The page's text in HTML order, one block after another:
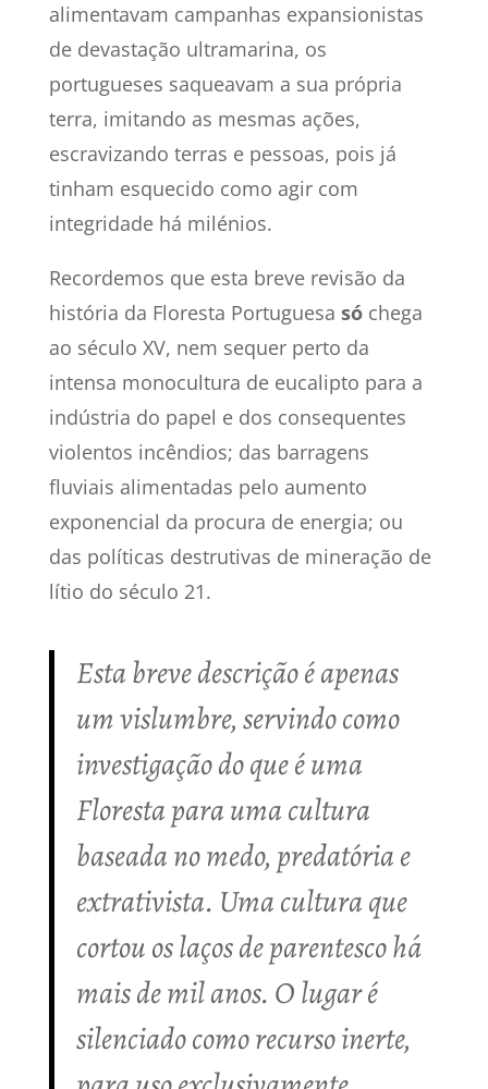
alimentavam campanhas expansionistas
de devastação ultramarina, os
portugueses saqueavam a sua própria
terra, imitando as mesmas ações,
escravizando terras e pessoas, pois já
tinham esquecido como agir com
integridade há milénios.
Recordemos que esta breve revisão da
história da Floresta Portuguesa sóchega
ao século XV, nem sequer perto da
intensa monocultura de eucalipto para a
indústria do papel e dos consequentes
violentos incêndios; das barragens
fluviais alimentadas pelo aumento
exponencial da procura de energia; ou
das políticas destrutivas de mineração de
lítio do século 21.
Esta breve descrição é apenas
um vislumbre, servindo como
investigação do que é uma
Floresta para uma cultura
baseada no medo, predatória e
extrativista. Uma cultura que
cortou os laços de parentesco há
mais de mil anos. O lugar é
silenciado como recurso inerte,